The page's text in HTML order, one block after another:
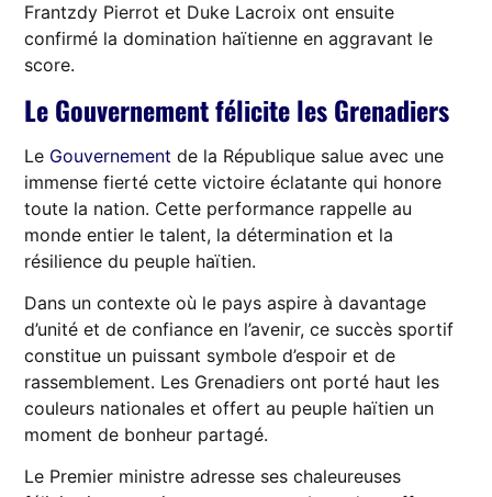
Frantzdy Pierrot et Duke Lacroix ont ensuite
confirmé la domination haïtienne en aggravant le
score.
Le Gouvernement félicite les Grenadiers
Le Gouvernement de la République salue avec une
immense fierté cette victoire éclatante qui honore
toute la nation. Cette performance rappelle au
monde entier le talent, la détermination et la
résilience du peuple haïtien.
Dans un contexte où le pays aspire à davantage
d’unité et de confiance en l’avenir, ce succès sportif
constitue un puissant symbole d’espoir et de
rassemblement. Les Grenadiers ont porté haut les
couleurs nationales et offert au peuple haïtien un
moment de bonheur partagé.
Le Premier ministre adresse ses chaleureuses